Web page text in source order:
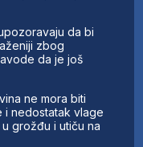
da bi
zbog
da je još
ne mora biti
i nedostatak vlage
grožđu i utiču na